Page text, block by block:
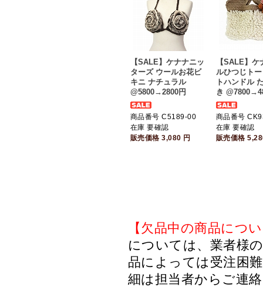
【SALE】ケナナニッ
ターズ ウールお花ビ
キニ ナチュラル
@5800→2800円
商品番号 C5189-00
在庫 要確認
販売価格3,080 円
【SALE】
ルひつじト
トハンドル
き
商品番号
在庫 要確認
販売価格
【欠品中の商品につ
については、業者様
品によっては受注困
細は担当者からご連